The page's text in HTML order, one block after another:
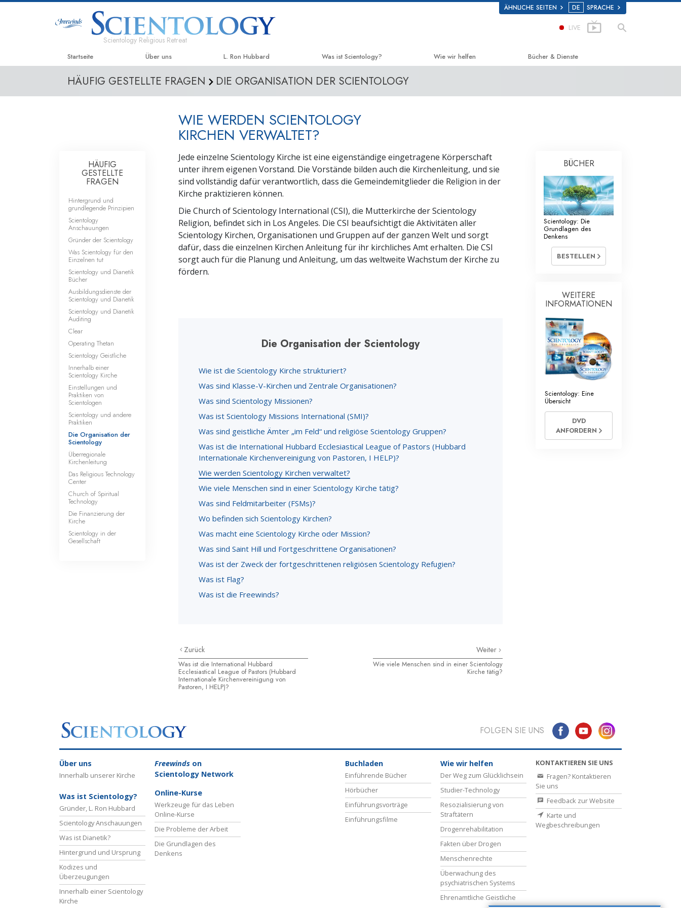
ÄHNLICHE SEITEN DE SPRACHE
Scientology Religious Retreat
LIVE
Startseite Über uns L. Ron Hubbard Was ist Scientology?
Anschauungen und Praxis
Lernen Sie einen Scientologen kennen
Innerhalb einer Scientology Kirche
Eine Einführung in die Dianetik
Liebe und Hass – Was ist Größe?
Wie wir helfen
Fakten über Drogen
United for Human Rights (Vereint für
Menschenrechte)
Citizens Commission on Human Rights
Ehrenamtliche Scientology Geistliche
Bücher & Dienste
Einführende Dienste
HÄUFIG GESTELLTE FRAGEN DIE ORGANISATION DER SCIENTOLOGY
WIE WERDEN SCIENTOLOGY
KIRCHEN VERWALTET?
Jede einzelne Scientology Kirche ist eine eigenständige eingetragene Körperschaft
unter ihrem eigenen Vorstand. Die Vorstände bilden auch die Kirchenleitung, und sie
sind vollständig dafür verantwortlich, dass die Gemeindemitglieder die Religion in der
Kirche praktizieren können.
Die Church of Scientology International (CSI), die Mutterkirche der Scientology
Religion, befindet sich in Los Angeles. Die CSI beaufsichtigt die Aktivitäten aller
Scientology Kirchen, Organisationen und Gruppen auf der ganzen Welt und sorgt
dafür, dass die einzelnen Kirchen Anleitung für ihr kirchliches Amt erhalten. Die CSI
sorgt auch für die Planung und Anleitung, um das weltweite Wachstum der Kirche zu
fördern.
Die Organisation der Scientology
Wie ist die Scientology Kirche strukturiert?
Was sind Klasse-V-Kirchen und Zentrale Organisationen?
Was sind Scientology Missionen?
Was ist Scientology Missions International (SMI)?
Was sind geistliche Ämter „im Feld“ und religiöse Scientology Gruppen?
Was ist die International Hubbard Ecclesiastical League of Pastors (Hubbard
Internationale Kirchenvereinigung von Pastoren, I HELP)?
Wie werden Scientology Kirchen verwaltet?
Wie viele Menschen sind in einer Scientology Kirche tätig?
Was sind Feldmitarbeiter (FSMs)?
Wo befinden sich Scientology Kirchen?
Was macht eine Scientology Kirche oder Mission?
Was sind Saint Hill und Fortgeschrittene Organisationen?
Was ist der Zweck der fortgeschrittenen religiösen Scientology Refugien?
Was ist Flag?
Was ist die Freewinds?
Zurück
Was ist die International Hubbard
Ecclesiastical League of Pastors (Hubbard
Internationale Kirchenvereinigung von
Pastoren, I HELP)?
Weiter
Wie viele Menschen sind in einer Scientology
Kirche tätig?
HÄUFIG
GESTELLTE
FRAGEN
Hintergrund und
grundlegende Prinzipien
Scientology
Anschauungen
Gründer der Scientology
Was Scientology für den
Einzelnen tut
Scientology und Dianetik
Bücher
Ausbildungsdienste der
Scientology und Dianetik
Scientology und Dianetik
Auditing
Clear
Operating Thetan
Scientology Geistliche
Innerhalb einer
Scientology Kirche
Einstellungen und
Praktiken von
Scientologen
Scientology und andere
Praktiken
Die Organisation der
Scientology
Überregionale
Kirchenleitung
Das Religious Technology
Center
Church of Spiritual
Technology
Die Finanzierung der
Kirche
Scientology in der
Gesellschaft
BÜCHER
Scientology: Die
Grundlagen des
Denkens
BESTELLEN
WEITERE
INFORMATIONEN
Scientology: Eine
Übersicht
DVD
ANFORDERN
FOLGEN SIE UNS
Über uns
Innerhalb unserer Kirche
Was ist Scientology?
Gründer, L. Ron Hubbard
Scientology Anschauungen
Was ist Dianetik?
Hintergrund und Ursprung
Kodizes und
Überzeugungen
Innerhalb einer Scientology
Kirche
Freewinds on
Scientology Network
Online-Kurse
Werkzeuge für das Leben
Online-Kurse
Die Probleme der Arbeit
Die Grundlagen des
Denkens
Buchladen
Einführende Bücher
Hörbücher
Einführungsvorträge
Einführungsfilme
Wie wir helfen
Der Weg zum Glücklichsein
Studier-Technology
Resozialisierung von
Straftätern
Drogenrehabilitation
Fakten über Drogen
Menschenrechte
Überwachung des
psychiatrischen Systems
Ehrenamtliche Geistliche
KONTAKTIEREN SIE UNS
Fragen? Kontaktieren
Sie uns
Feedback zur Website
Karte und
Wegbeschreibungen